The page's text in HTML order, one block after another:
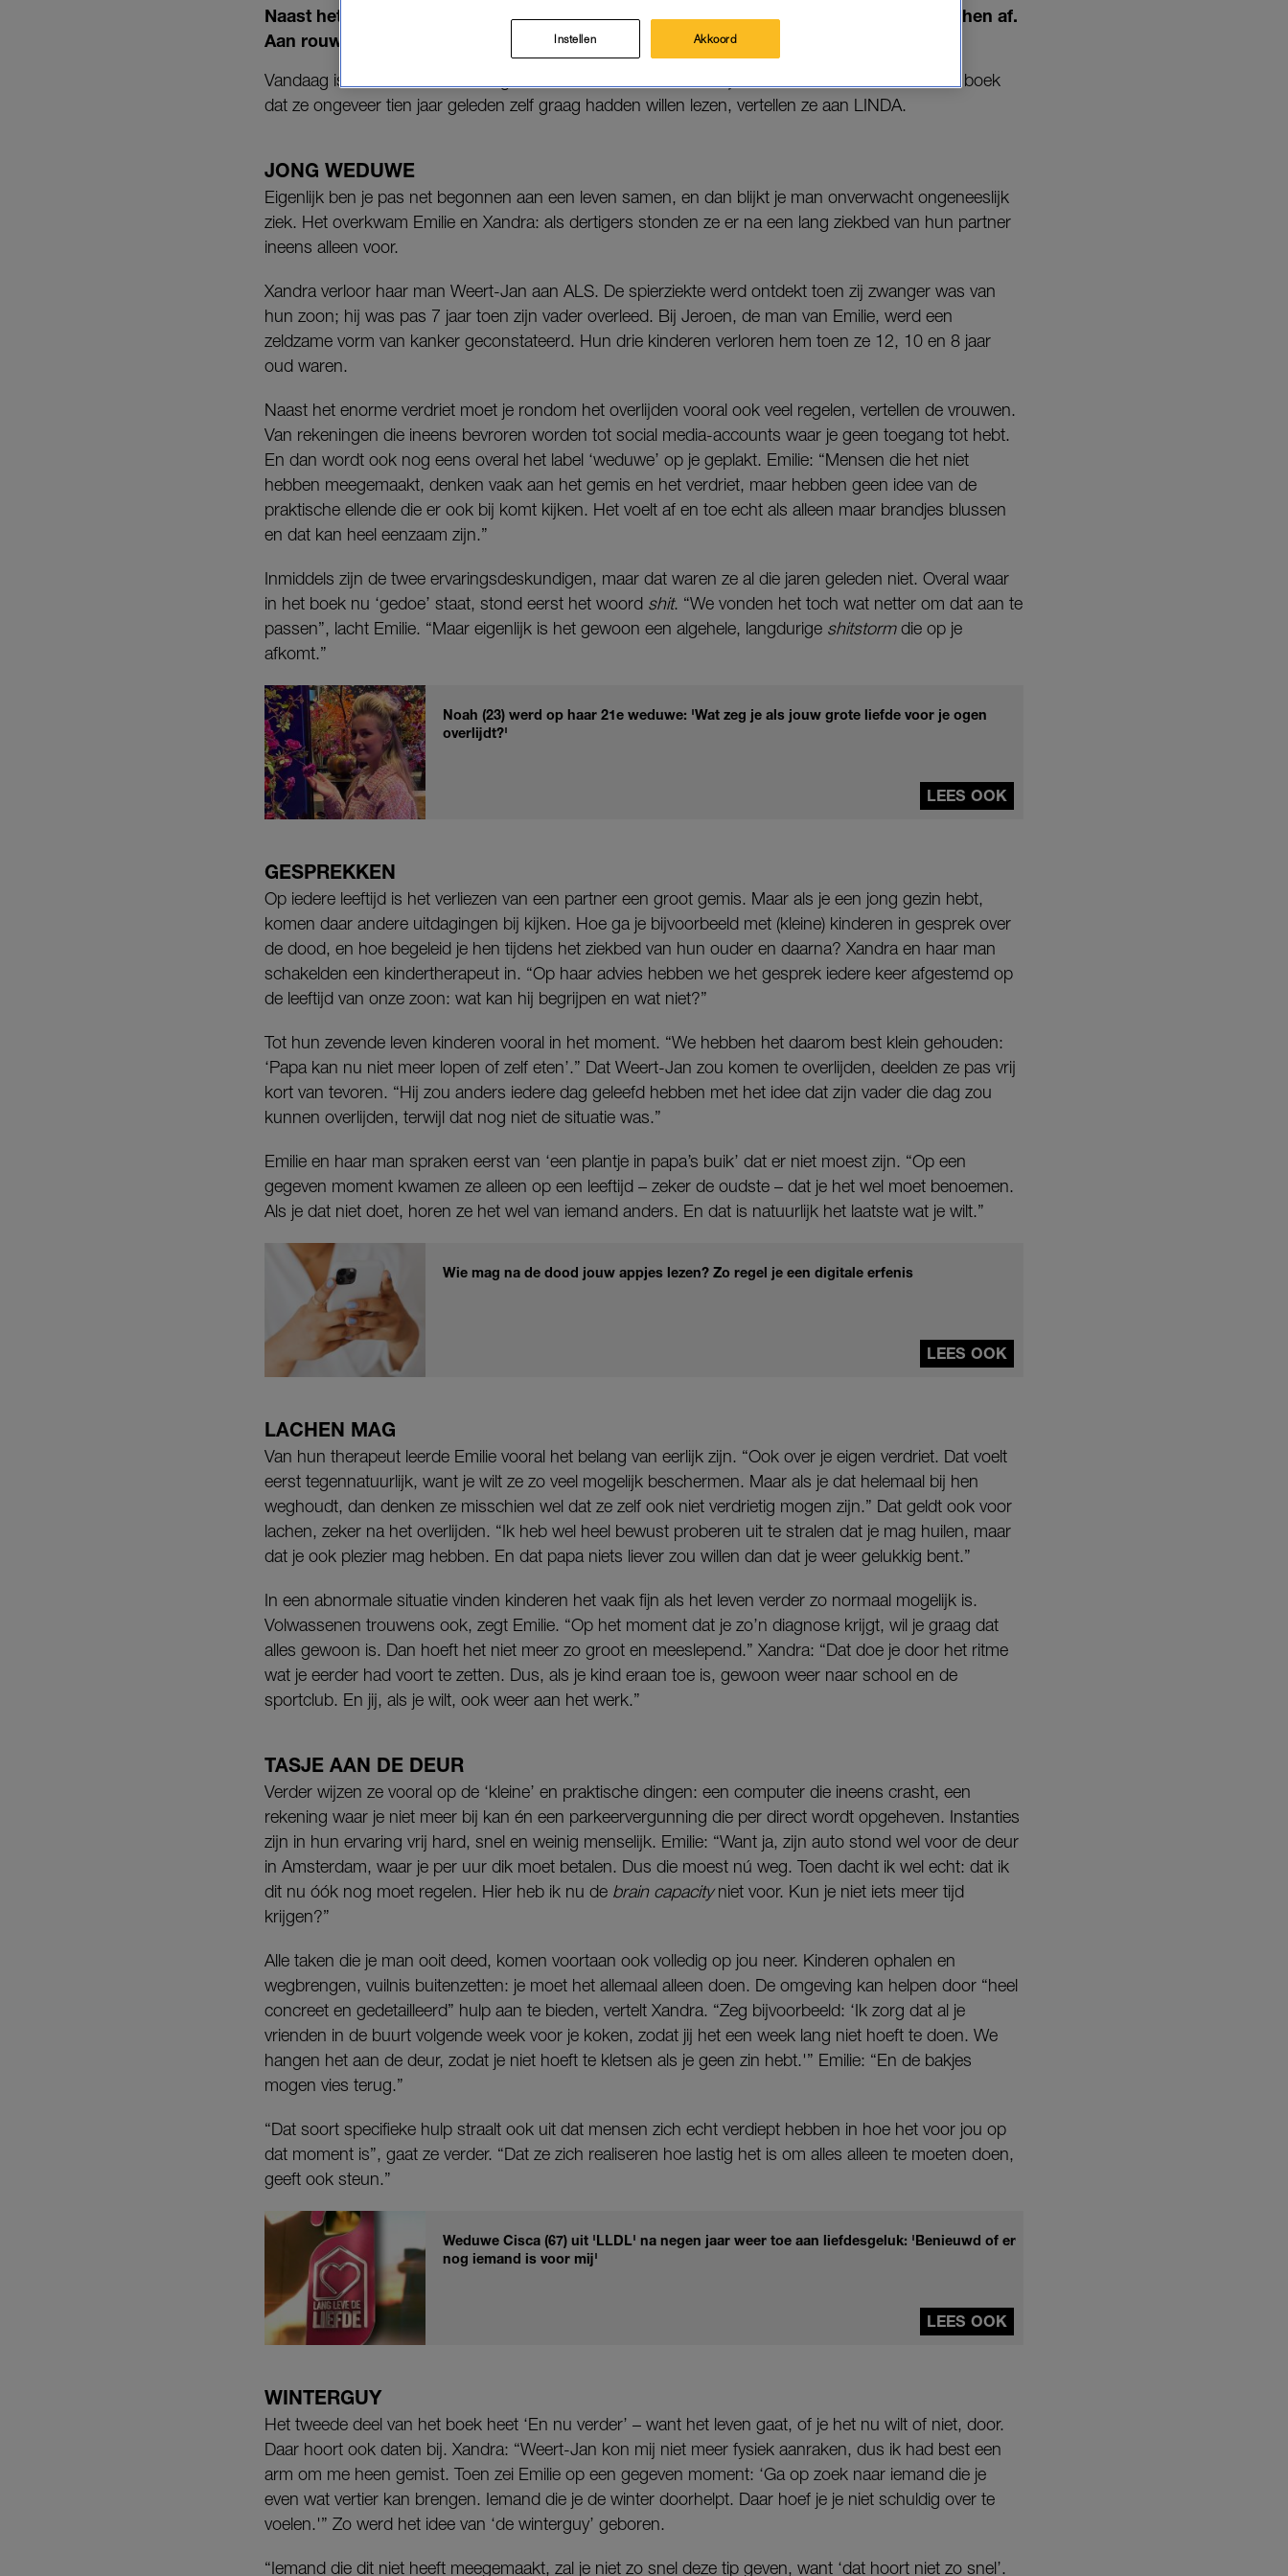
Naast het immense verdriet om hun partner komt er ook een enorme berg ‘gedoe’ op hen af.
Aan rouwen komen ze niet altijd toe.
Vandaag is het Internationale Dag van Weduwen. Met
schreven ze een boek
dat ze ongeveer tien jaar geleden zelf graag hadden willen lezen, vertellen ze aan LINDA.
JONG WEDUWE
Eigenlijk ben je pas net begonnen aan een leven samen, en dan blijkt je man onverwacht ongeneeslijk
ziek. Het overkwam Emilie en Xandra: als dertigers stonden ze er na een lang ziekbed van hun partner
ineens alleen voor.
Xandra verloor haar man Weert-Jan aan ALS. De spierziekte werd ontdekt toen zij zwanger was van
hun zoon; hij was pas 7 jaar toen zijn vader overleed. Bij Jeroen, de man van Emilie, werd een
zeldzame vorm van kanker geconstateerd. Hun drie kinderen verloren hem toen ze 12, 10 en 8 jaar
oud waren.
Naast het enorme verdriet moet je rondom het overlijden vooral ook veel regelen, vertellen de vrouwen.
Van rekeningen die ineens bevroren worden tot social media-accounts waar je geen toegang tot hebt.
En dan wordt ook nog eens overal het label ‘weduwe’ op je geplakt. Emilie: “Mensen die het niet
hebben meegemaakt, denken vaak aan het gemis en het verdriet, maar hebben geen idee van de
praktische ellende die er ook bij komt kijken. Het voelt af en toe echt als alleen maar brandjes blussen
en dat kan heel eenzaam zijn.”
Inmiddels zijn de twee ervaringsdeskundigen, maar dat waren ze al die jaren geleden niet. Overal waar
in het boek nu ‘gedoe’ staat, stond eerst het woord shit. “We vonden het toch wat netter om dat aan te
passen”, lacht Emilie. “Maar eigenlijk is het gewoon een algehele, langdurige shitstormdie op je
afkomt.”
Noah (23) werd op haar 21e weduwe: 'Wat zeg je als jouw grote liefde voor je ogen
overlijdt?'
LEES OOK
GESPREKKEN
Op iedere leeftijd is het verliezen van een partner een groot gemis. Maar als je een jong gezin hebt,
komen daar andere uitdagingen bij kijken. Hoe ga je bijvoorbeeld met (kleine) kinderen in gesprek over
de dood, en hoe begeleid je hen tijdens het ziekbed van hun ouder en daarna? Xandra en haar man
schakelden een kindertherapeut in. “Op haar advies hebben we het gesprek iedere keer afgestemd op
de leeftijd van onze zoon: wat kan hij begrijpen en wat niet?”
Tot hun zevende leven kinderen vooral in het moment. “We hebben het daarom best klein gehouden:
‘Papa kan nu niet meer lopen of zelf eten’.” Dat Weert-Jan zou komen te overlijden, deelden ze pas vrij
kort van tevoren. “Hij zou anders iedere dag geleefd hebben met het idee dat zijn vader die dag zou
kunnen overlijden, terwijl dat nog niet de situatie was.”
Emilie en haar man spraken eerst van ‘een plantje in papa’s buik’ dat er niet moest zijn. “Op een
gegeven moment kwamen ze alleen op een leeftijd – zeker de oudste – dat je het wel moet benoemen.
Als je dat niet doet, horen ze het wel van iemand anders. En dat is natuurlijk het laatste wat je wilt.”
Wie mag na de dood jouw appjes lezen? Zo regel je een digitale erfenis
LEES OOK
LACHEN MAG
Van hun therapeut leerde Emilie vooral het belang van eerlijk zijn. “Ook over je eigen verdriet. Dat voelt
eerst tegennatuurlijk, want je wilt ze zo veel mogelijk beschermen. Maar als je dat helemaal bij hen
weghoudt, dan denken ze misschien wel dat ze zelf ook niet verdrietig mogen zijn.” Dat geldt ook voor
lachen, zeker na het overlijden. “Ik heb wel heel bewust proberen uit te stralen dat je mag huilen, maar
dat je ook plezier mag hebben. En dat papa niets liever zou willen dan dat je weer gelukkig bent.”
In een abnormale situatie vinden kinderen het vaak fijn als het leven verder zo normaal mogelijk is.
Volwassenen trouwens ook, zegt Emilie. “Op het moment dat je zo’n diagnose krijgt, wil je graag dat
alles gewoon is. Dan hoeft het niet meer zo groot en meeslepend.” Xandra: “Dat doe je door het ritme
wat je eerder had voort te zetten. Dus, als je kind eraan toe is, gewoon weer naar school en de
sportclub. En jij, als je wilt, ook weer aan het werk.”
TASJE AAN DE DEUR
Verder wijzen ze vooral op de ‘kleine’ en praktische dingen: een computer die ineens crasht, een
rekening waar je niet meer bij kan én een parkeervergunning die per direct wordt opgeheven. Instanties
zijn in hun ervaring vrij hard, snel en weinig menselijk. Emilie: “Want ja, zijn auto stond wel voor de deur
in Amsterdam, waar je per uur dik moet betalen. Dus die moest nú weg. Toen dacht ik wel echt: dat ik
dit nu óók nog moet regelen. Hier heb ik nu de brain capacityniet voor. Kun je niet iets meer tijd
krijgen?”
Alle taken die je man ooit deed, komen voortaan ook volledig op jou neer. Kinderen ophalen en
wegbrengen, vuilnis buitenzetten: je moet het allemaal alleen doen. De omgeving kan helpen door “heel
concreet en gedetailleerd” hulp aan te bieden, vertelt Xandra. “Zeg bijvoorbeeld: ‘Ik zorg dat al je
vrienden in de buurt volgende week voor je koken, zodat jij het een week lang niet hoeft te doen. We
hangen het aan de deur, zodat je niet hoeft te kletsen als je geen zin hebt.'” Emilie: “En de bakjes
mogen vies terug.”
“Dat soort specifieke hulp straalt ook uit dat mensen zich echt verdiept hebben in hoe het voor jou op
dat moment is”, gaat ze verder. “Dat ze zich realiseren hoe lastig het is om alles alleen te moeten doen,
geeft ook steun.”
Weduwe Cisca (67) uit 'LLDL' na negen jaar weer toe aan liefdesgeluk: 'Benieuwd of er
nog iemand is voor mij'
LEES OOK
WINTERGUY
Het tweede deel van het boek heet ‘En nu verder’ – want het leven gaat, of je het nu wilt of niet, door.
Daar hoort ook daten bij. Xandra: “Weert-Jan kon mij niet meer fysiek aanraken, dus ik had best een
arm om me heen gemist. Toen zei Emilie op een gegeven moment: ‘Ga op zoek naar iemand die je
even wat vertier kan brengen. Iemand die je de winter doorhelpt. Daar hoef je je niet schuldig over te
voelen.'” Zo werd het idee van ‘de winterguy’ geboren.
“Iemand die dit niet heeft meegemaakt, zal je niet zo snel deze tip geven, want ‘dat hoort niet zo snel’.
Instellen Akkoord